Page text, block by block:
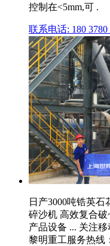
控制在<5mm,可 .
联系电话: 180 3780
日产3000吨锆英
碎沙机 高效复合
产品设备 ... 关注
黎明重工服务热线